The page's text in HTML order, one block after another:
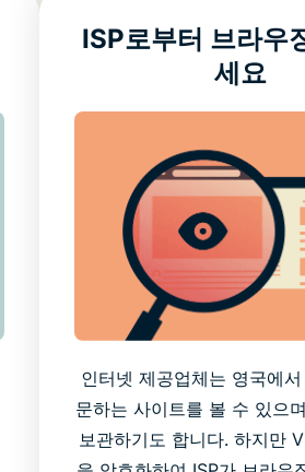
ISP로부터 브라우
세요
인터넷 제공업체는 영국에
문하는 사이트를 볼 수 있으
보관하기도 합니다. 하지만